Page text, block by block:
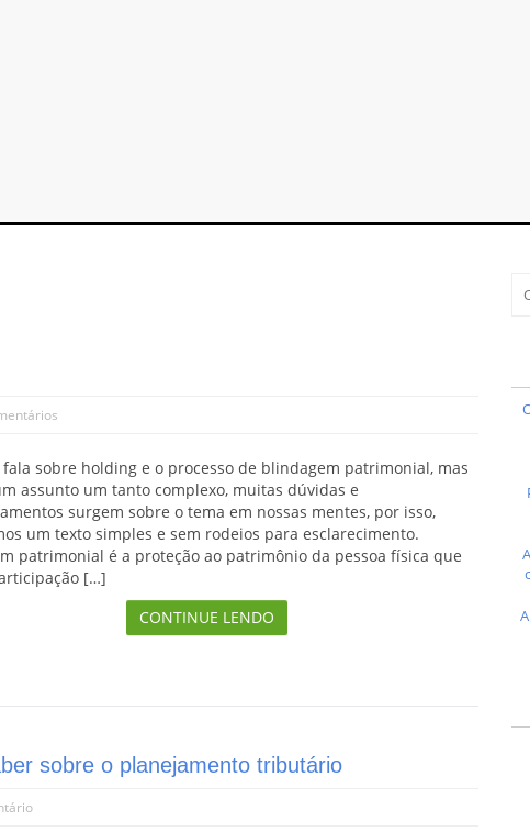
sobre holding e o processo de blindagem patrimonial, mas
assunto um tanto complexo, muitas dúvidas e
surgem sobre o tema em nossas mentes, por isso,
um texto simples e sem rodeios para esclarecimento.
patrimonial é a proteção ao patrimônio da pessoa física que
[…]
CONTINUE LENDO
sobre o planejamento tributário